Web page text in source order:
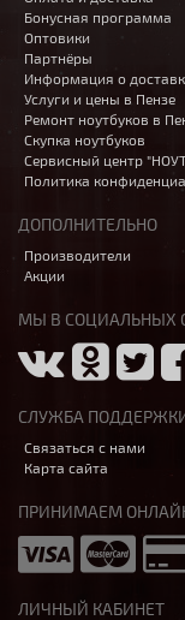
Бонусная программа
Оптовики
Партнёры
Информация о
Услуги и цены в Пензе
Ремонт ноутбуков в
Скупка ноутбуков
Сервисный центр
Политика
ДОПОЛНИТЕЛЬНО
Производители
Акции
МЫ В СОЦИАЛЬНЫХ
СЛУЖБА
Связаться с нами
Карта сайта
ПРИНИМАЕМ
ЛИЧНЫЙ КАБИНЕТ